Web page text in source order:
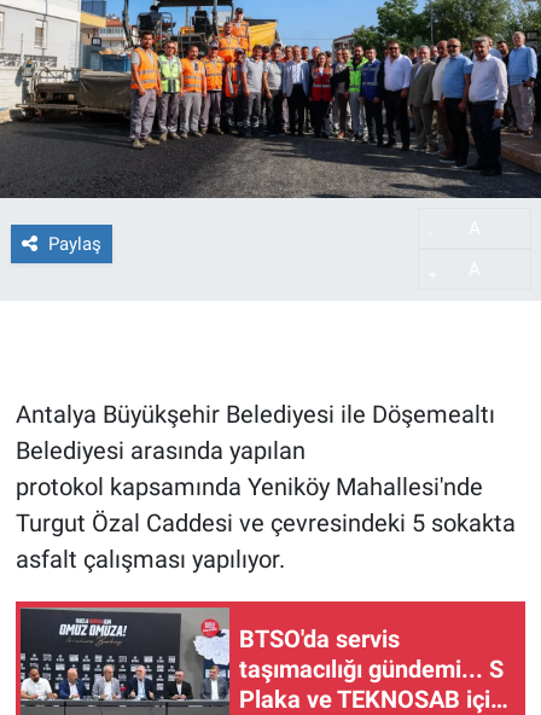
Paylaş
Antalya Büyükşehir Belediyesi ile Döşemealtı
Belediyesi arasında yapılan
protokol kapsamında Yeniköy Mahallesi'nde
Turgut Özal Caddesi ve çevresindeki 5 sokakta
asfalt çalışması yapılıyor.
BTSO'da servis
taşımacılığı gündemi... S
Plaka ve TEKNOSAB için
Künye
Son Dakika Haberleri
Haber Arşivi